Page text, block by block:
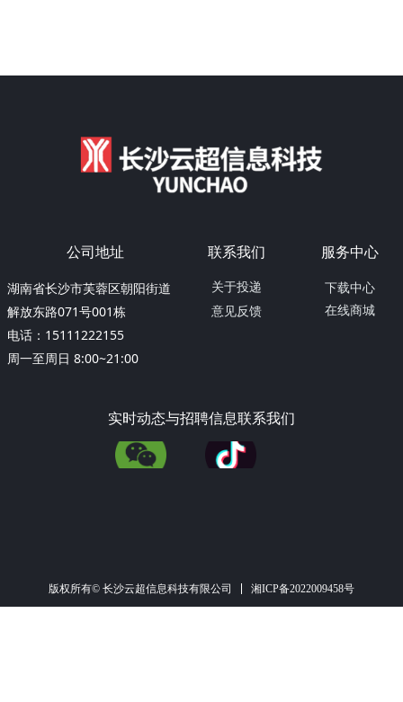
公司地址
湖南省长沙市芙蓉区朝阳街道
解放东路071号001栋
电话：15111222155
周一至周日 8:00~21:00
联系我们
关于投递
意见反馈
服务中心
下载中心
在线商城
实时动态与招聘信息联系我们
版权所有© 长沙云超信息科技有限公司 湘ICP备2022009458号